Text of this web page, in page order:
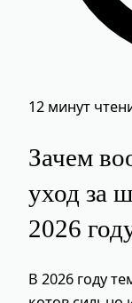
12 минут
Зачем
уход за
2026
В 2026 году